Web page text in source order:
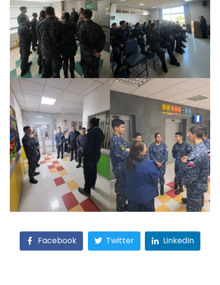
Facebook Twitter LinkedIn